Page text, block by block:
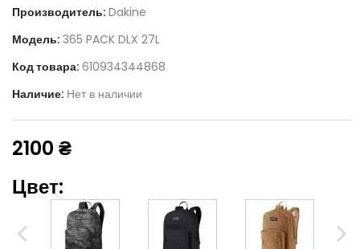
Производитель: Dakine
Модель: 365 PACK DLX 27L
Код товара: 610934344868
Наличие: Нет в наличии
2100 ₴
Цвет: